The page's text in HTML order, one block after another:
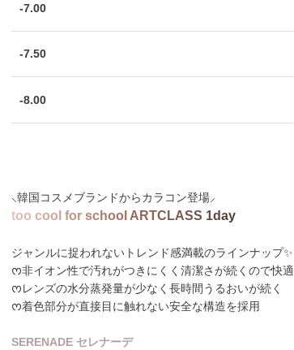
-7.00
-7.50
-8.00
⸜韓国コスメブランドからカラコン登場⸝
too coo for schoo A RTC LASS 1day
ジャンルに捉われないトレンド感満載のラインナップ✨️
ᰔ非イオン性で汚れがつきにくく清潔さが続くので快適
ᰔレンズの水分蒸発量が少なく長時間うるおいが続く
ᰔ着色部分が直接目に触れない安全な構造を採用
SERENADE セレナーデ